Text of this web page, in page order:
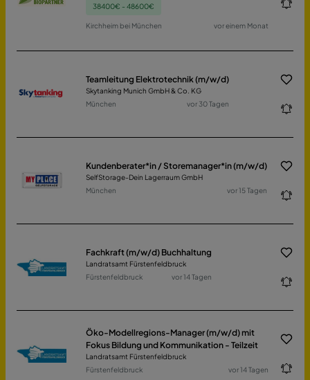
38400€ - 48600€
Kirchheim bei München vor einem Monat
Teamleitung Elektrotechnik (m/w/d)
Skytanking Munich GmbH & Co. KG
München
vor 30 Tagen
Kundenberater*in / Storemanager*in (m/w/d)
SelfStorage-Dein Lagerraum GmbH
München
vor 15 Tagen
Fachkraft (m/w/d) Buchhaltung
Landratsamt Fürstenfeldbruck
Fürstenfeldbruck
vor 14 Tagen
Öko-Modellregions-Manager (m/w/d) mit
Fokus Bildung und Kommunikation - Teilzeit
Landratsamt Fürstenfeldbruck
Fürstenfeldbruck
vor 14 Tagen